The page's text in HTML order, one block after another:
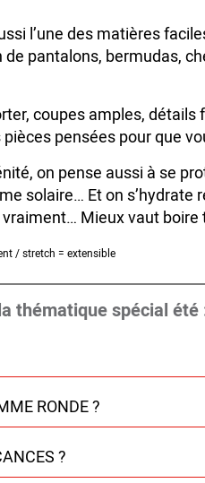
l’une des matières
pantalons, bermudas,
coupes amples,
pensées pour que
on pense aussi à se
solaire… Et on s’hydrate
Mieux vaut
/ stretch = extensible
thématique spécial été
RONDE ?
?